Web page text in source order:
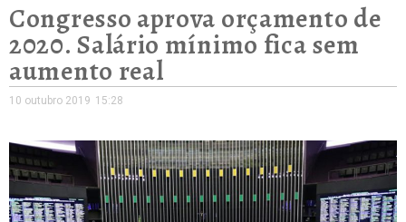
Congresso aprova orçamento de
2020. Salário mínimo fica sem
aumento real
10 outubro 2019 15:28